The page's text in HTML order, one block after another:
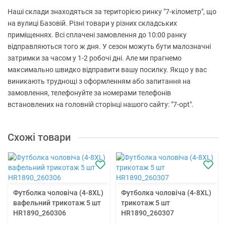
Наші склади знаходяться за територією ринку "7-кілометр", що
на вулиці Базовій. Різні товари у різних складських
приміщеннях. Всі сплачені замовлення до 10:00 ранку
відправляються того ж дня. У сезон можуть бути малозначні
затримки за часом у 1-2 робочі дні. Але ми прагнемо
максимально швидко відправити вашу посилку. Якщо у вас
виникають труднощі з оформленням або запитання на
замовлення, телефонуйте за номерами телефонів
встановлених на головній сторінці нашого сайту: "7-opt".
Схожі товари
Футболка чоловіча (4-8XL)
вафельний трикотаж 5 шт
HR1890_260306
Футболка чоловіча (4-8XL)
трикотаж 5 шт
HR1890_260307